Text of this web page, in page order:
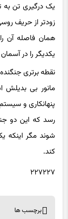
همان فاصله آن
یکدیگر را در آسمان
پنهانکاری و
رسد که این دو
شوند مگر اینکه
کند.
۲۲۷۲۲۷
برچسب ها